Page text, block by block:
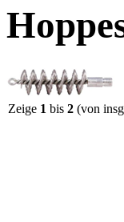
Zeige 1 bis 2 (von